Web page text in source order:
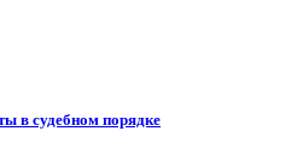
в судебном порядке